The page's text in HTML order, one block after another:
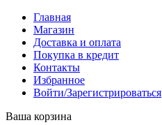
Главная
Магазин
Доставка и оплата
Покупка в кредит
Контакты
Избранное
Войти/Зарегистрироваться
Ваша корзина